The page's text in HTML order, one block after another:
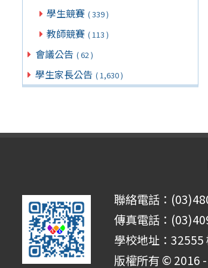
學生競賽 ( 339 )
教師競賽 ( 113 )
會議公告 ( 62 )
學生家長公告 ( 1,630 )
聯絡電話：
傳真電話：
學校地址：32555
版權所有 © 2016